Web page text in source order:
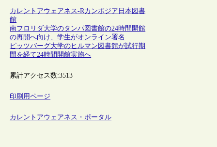
カレントアウェアネス-Rカンボジア 日本図書
館
南フロリダ大学のタンパ図書館の24時間開館
の再開へ向け、学生がオンライン署名
ピッツバーグ大学のヒルマン図書館が試行期
間を経て24時間開館実施へ
累計アクセス数:3513
印刷用ページ
カレントアウェアネス・ポータル